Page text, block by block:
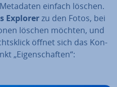
einfach löschen.
Explorerzu den Fotos, bei
löschen möchten, und
öffnet sich das Kon­
„Ei­gen­schaf­ten“: